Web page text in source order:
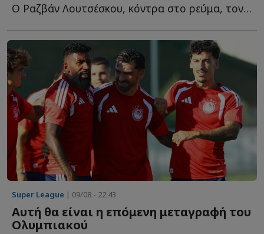
Ο Ραζβάν Λουτσέσκου, κόντρα στο ρεύμα, τον είχε χαρακτηρίσει ω...
Super League | 09/08 - 22:43
Αυτή θα είναι η επόμενη μεταγραφή του
Ολυμπιακού